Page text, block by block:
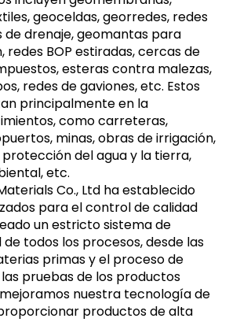
geoceldas, georredes, redes
de drenaje, geomantas para
redes BOP estiradas, cercas de
esteras contra malezas,
redes de gaviones, etc. Estos
principalmente en la
como carreteras,
minas, obras de irrigación,
del agua y la tierra,
etc.
Co., Ltd ha establecido
para el control de calidad
un estricto sistema de
todos los procesos, desde las
primas y el proceso de
pruebas de los productos
nuestra tecnología de
productos de alta